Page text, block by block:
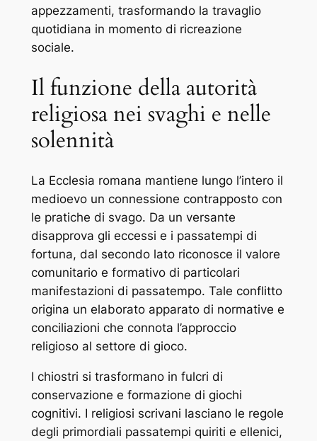
appezzamenti, trasformando la travaglio
quotidiana in momento di ricreazione
sociale.
Il funzione della autorità
religiosa nei svaghi e nelle
solennità
La Ecclesia romana mantiene lungo l’intero il
medioevo un connessione contrapposto con
le pratiche di svago. Da un versante
disapprova gli eccessi e i passatempi di
fortuna, dal secondo lato riconosce il valore
comunitario e formativo di particolari
manifestazioni di passatempo. Tale conflitto
origina un elaborato apparato di normative e
conciliazioni che connota l’approccio
religioso al settore di gioco.
I chiostri si trasformano in fulcri di
conservazione e formazione di giochi
cognitivi. I religiosi scrivani lasciano le regole
degli primordiali passatempi quiriti e ellenici,